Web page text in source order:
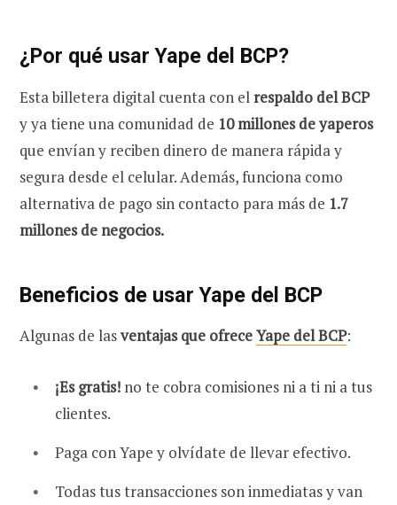
¿Por qué usar Yape del BCP?
Esta billetera digital cuenta con el respaldo del BCP
y ya tiene una comunidad de 10 millones deyaperos
que envían y reciben dinero de manera rápida y
segura desde el celular. Además, funciona como
alternativa de pago sin contacto para más de 1.7
millones de negocios.
Beneficios de usar Yape del BCP
Algunas de lasventajas que ofreceYape del BCP:
¡Es gratis! no te cobra comisiones ni a ti ni a tus
clientes.
Paga con Yape y olvídate de llevar efectivo.
Todas tus transacciones son inmediatas y van